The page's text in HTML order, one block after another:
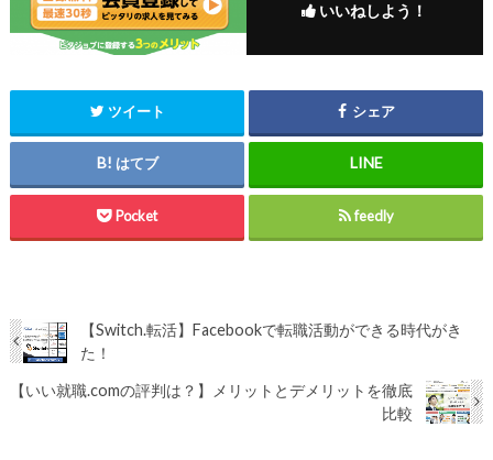
いいねしよう！
ツイート シェア
はてブ
Pocket feedly
【Switch.転活】Facebookで転職活動ができる時代がき
た！
【いい就職.comの評判は？】メリットとデメリットを徹底
比較